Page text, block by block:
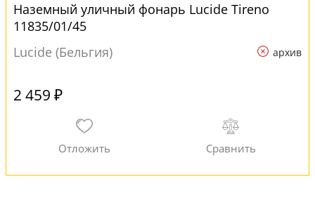
Наземный уличный фонарь Lucide Tireno
11835/01/45
Lucide (Бельгия)
архив
2 459 ₽